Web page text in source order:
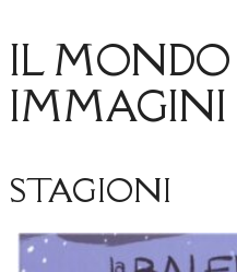
IL MONDO
IMMAGINI
to
content
STAGIONI